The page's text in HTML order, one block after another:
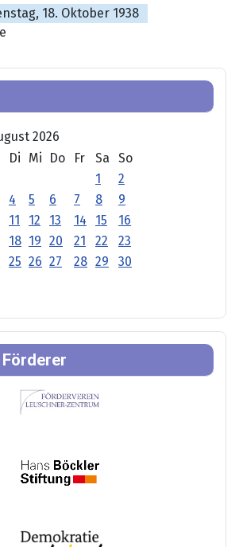
18. Oktober 1938
2026
Di Mi Do Fr Sa
So
1
2
4 5 6 7 8
9
11 12 13 14 15
16
18 19 20 21 22
23
25 26 27 28 29
30